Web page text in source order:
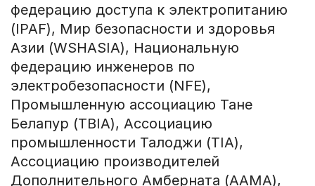
федерацию доступа к электропитанию
(IPAF), Мир безопасности и здоровья
Азии (WSHASIA), Национальную
федерацию инженеров по
электробезопасности (NFE),
Промышленную ассоциацию Тане
Белапур (TBIA), Ассоциацию
промышленности Талоджи (TIA),
Ассоциацию производителей
Дополнительного Амберната (AAMA),